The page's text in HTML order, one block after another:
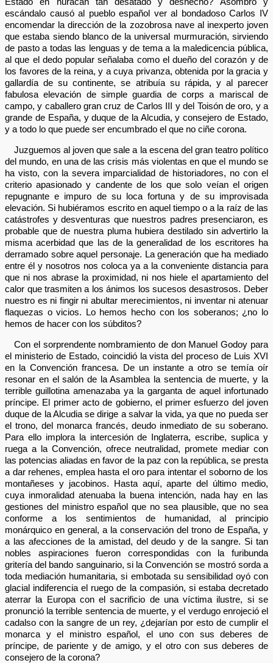
escándalo causó al pueblo español ver al bondadoso Carlos IV
encomendar la dirección de la zozobrosa nave al inexperto joven
que estaba siendo blanco de la universal murmuración, sirviendo
de pasto a todas las lenguas y de tema a la maledicencia pública,
al que el dedo popular señalaba como el dueño del corazón y de
los favores de la reina, y a cuya privanza, obtenida por la gracia y
gallardía de su continente, se atribuía su rápida, y al parecer
fabulosa elevación de simple guardia de corps a mariscal de
campo, y caballero gran cruz de Carlos III y del Toisón de oro, y a
grande de España, y duque de la Alcudia, y consejero de Estado,
y a todo lo que puede ser encumbrado el que no ciñe corona.
Juzguemos al joven que sale a la escena del gran teatro político
del mundo, en una de las crisis más violentas en que el mundo se
ha visto, con la severa imparcialidad de historiadores, no con el
criterio apasionado y candente de los que solo veían el origen
repugnante e impuro de su loca fortuna y de su improvisada
elevación. Si hubiéramos escrito en aquel tiempo o a la raíz de las
catástrofes y desventuras que nuestros padres presenciaron, es
probable que de nuestra pluma hubiera destilado sin advertirlo la
misma acerbidad que las de la generalidad de los escritores ha
derramado sobre aquel personaje. La generación que ha mediado
entre él y nosotros nos coloca ya a la conveniente distancia para
que ni nos abrase la proximidad, ni nos hiele el apartamiento del
calor que trasmiten a los ánimos los sucesos desastrosos. Deber
nuestro es ni fingir ni abultar merecimientos, ni inventar ni atenuar
flaquezas o vicios. Lo hemos hecho con los soberanos; ¿no lo
hemos de hacer con los súbditos?
Con el sorprendente nombramiento de don Manuel Godoy para
el ministerio de Estado, coincidió la vista del proceso de Luis XVI
en la Convención francesa. De un instante a otro se temía oír
resonar en el salón de la Asamblea la sentencia de muerte, y la
terrible guillotina amenazaba ya la garganta de aquel infortunado
príncipe. El primer acto de gobierno, el primer esfuerzo del joven
duque de la Alcudia se dirige a salvar la vida, ya que no pueda ser
el trono, del monarca francés, deudo inmediato de su soberano.
Para ello implora la intercesión de Inglaterra, escribe, suplica y
ruega a la Convención, ofrece neutralidad, promete mediar con
las potencias aliadas en favor de la paz con la república, se presta
a dar rehenes, emplea hasta el oro para intentar el soborno de los
montañeses y jacobinos. Hasta aquí, aparte del último medio,
cuya inmoralidad atenuaba la buena intención, nada hay en las
gestiones del ministro español que no sea plausible, que no sea
conforme a los sentimientos de humanidad, al principio
monárquico en general, a la conservación del trono de España, y
a las afecciones de la amistad, del deudo y de la sangre. Si tan
nobles aspiraciones fueron correspondidas con la furibunda
gritería del bando sanguinario, si la Convención se mostró sorda a
toda mediación humanitaria, si embotada su sensibilidad oyó con
glacial indiferencia el ruego de la compasión, si estaba decretado
aterrar la Europa con el sacrificio de una víctima ilustre, si se
pronunció la terrible sentencia de muerte, y el verdugo enrojeció el
cadalso con la sangre de un rey, ¿dejarían por esto de cumplir el
monarca y el ministro español, el uno con sus deberes de
príncipe, de pariente y de amigo, y el otro con sus deberes de
consejero de la corona?